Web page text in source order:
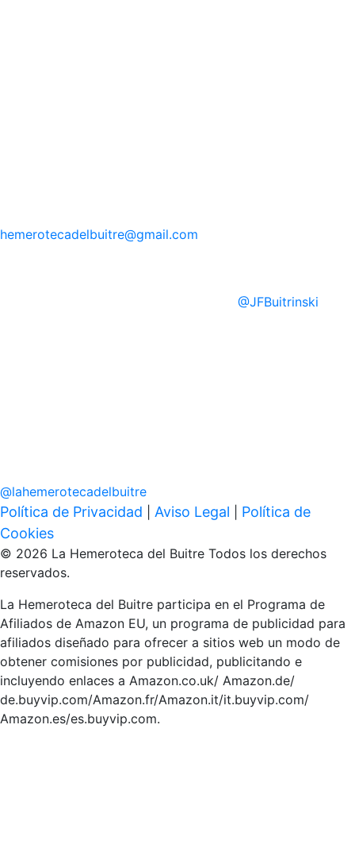
hemerotecadelbuitre@gmail.com
@JFBuitrinski
@lahemerotecadelbuitre
Política de Privacidad Aviso Legal
Política de
Cookies
© 2026 La Hemeroteca del Buitre Todos los derechos
reservados.
La Hemeroteca del Buitre participa en el Programa de
Afiliados de Amazon EU, un programa de publicidad para
afiliados diseñado para ofrecer a sitios web un modo de
obtener comisiones por publicidad, publicitando e
incluyendo enlaces a Amazon.co.uk/ Amazon.de/
de.buyvip.com/Amazon.fr/Amazon.it/it.buyvip.com/
Amazon.es/es.buyvip.com.